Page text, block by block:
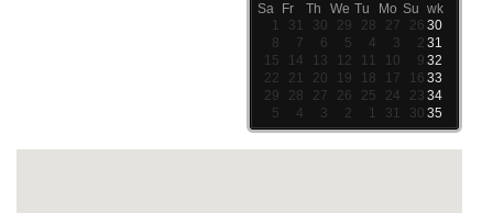
wk
Su
Mo
Tu
We
Th
Fr
Sa
30
26
27
28
29
30
31
1
31
2
3
4
5
6
7
8
32
9
10
11
12
13
14
15
33
16
17
18
19
20
21
22
34
23
24
25
26
27
28
29
35
30
31
1
2
3
4
5